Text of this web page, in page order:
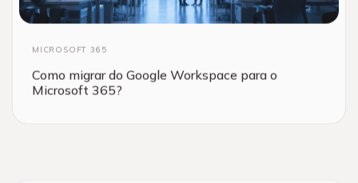
MICROSOFT 365
Como migrar do Google Workspace para o
Microsoft 365?